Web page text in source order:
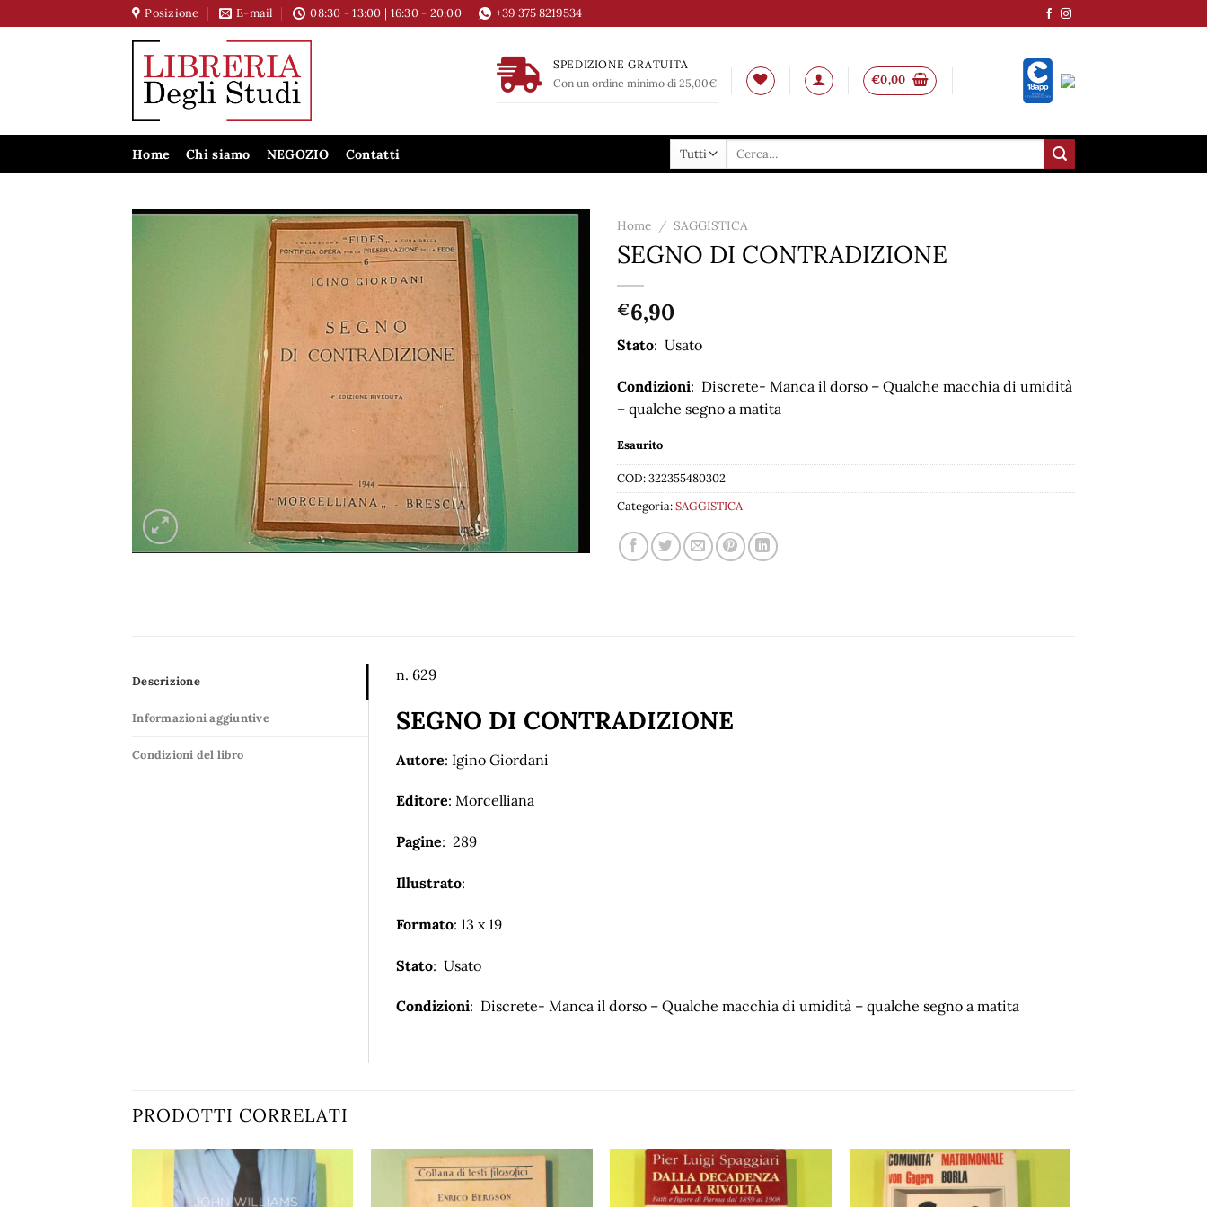
ai
Posizione E-mail 08:30 - 13:00 | 16:30 - 20:00 +39 375 8219534
SPEDIZIONE GRATUITA
Con un ordine minimo di 25,00€
€0,00
Home Chi siamo NEGOZIO Contatti Cerca:
Home / SAGGISTICA
SEGNO DI CONTRADIZIONE
€6,90
Stato: Usato
Condizioni: Discrete- Manca il dorso – Qualche macchia di umidità
– qualche segno a matita
Esaurito
COD:322355480302
Categoria:SAGGISTICA
Descrizione
Informazioni aggiuntive
Condizioni del libro
n. 629
SEGNO DI CONTRADIZIONE
Autore: Igino Giordani
Editore: Morcelliana
Pagine: 289
Illustrato:
Formato: 13 x 19
Stato: Usato
Condizioni: Discrete- Manca il dorso – Qualche macchia di umidità – qualche segno a matita
PRODOTTI CORRELATI
Aggiungi
Aggiungi
Aggiungi